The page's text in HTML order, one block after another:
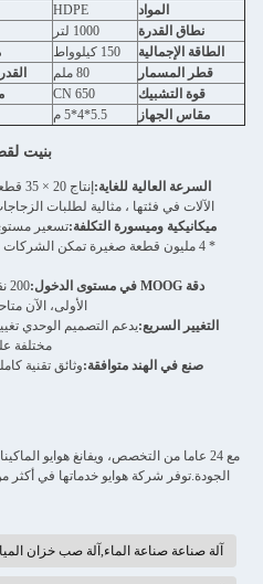
المواد HDPE
نطاق القدرة
1000 لتر
الطاقة الإجمالية
150 كيلوواط
قطر المسمار
80 ملم
قوة التشبيك
650 CN
مقاس الجهاز
5.5*4*5 م
بنيت
السرعة العالية للغاية:
الآلات في فئتها ، مثالية لطلبات
ميكانيكية وميسورة التكلفة:
* 4 مليون قطعة صغيرة تمكن
دقة MOOG في مستوى الدخول:
الأولى، الآن
التغيير السريع:يدعم التصميم الوحدي
مختلفة
صنع في الهند متوافقة:وثائق تقنية
مع 24 عاما من التخصص، ويفانغ هوايو
آلة صناعة صناعة الماء,آلة صب خزان